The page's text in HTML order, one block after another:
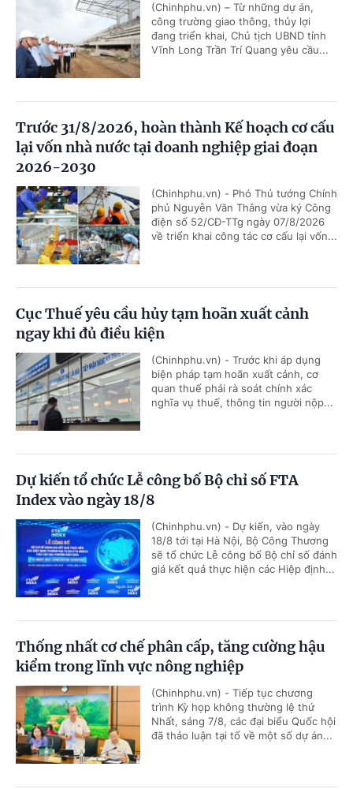
(Chinhphu.vn) – Từ những dự án,
công trường giao thông, thủy lợi
đang triển khai, Chủ tịch UBND tỉnh
Vĩnh Long Trần Trí Quang yêu cầu...
Trước 31/8/2026, hoàn thành Kế hoạch cơ cấu
lại vốn nhà nước tại doanh nghiệp giai đoạn
2026-2030
(Chinhphu.vn) - Phó Thủ tướng Chính
phủ Nguyễn Văn Thắng vừa ký Công
điện số 52/CĐ-TTg ngày 07/8/2026
về triển khai công tác cơ cấu lại vốn...
Cục Thuế yêu cầu hủy tạm hoãn xuất cảnh
ngay khi đủ điều kiện
(Chinhphu.vn) - Trước khi áp dụng
biện pháp tạm hoãn xuất cảnh, cơ
quan thuế phải rà soát chính xác
nghĩa vụ thuế, thông tin người nộp...
Dự kiến tổ chức Lễ công bố Bộ chỉ số FTA
Index vào ngày 18/8
(Chinhphu.vn) - Dự kiến, vào ngày
18/8 tới tại Hà Nội, Bộ Công Thương
sẽ tổ chức Lễ công bố Bộ chỉ số đánh
giá kết quả thực hiện các Hiệp định...
Thống nhất cơ chế phân cấp, tăng cường hậu
kiểm trong lĩnh vực nông nghiệp
(Chinhphu.vn) - Tiếp tục chương
trình Kỳ họp không thường lệ thứ
Nhất, sáng 7/8, các đại biểu Quốc hội
đã thảo luận tại tổ về một số dự án...